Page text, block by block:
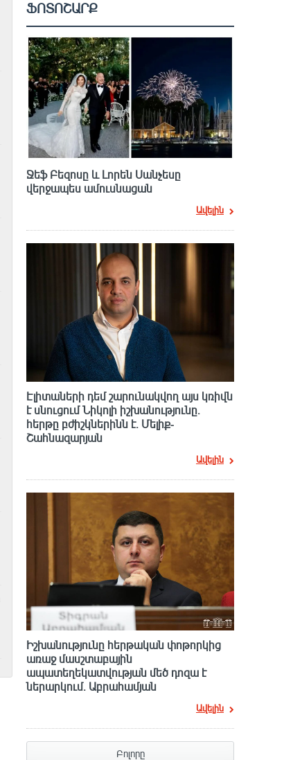
ՖՈՏՈՇԱՐՔ
Ջեֆ Բեզոսը և Լորեն Սանչեսը
վերջապես ամուսնացան
Ավելին
Էլիտաների դեմ շարունակվող այս կռիվն
է սնուցում Նիկոլի իշխանությունը.
հերթը բժիշկներինն է. Մելիք-
Շահնազարյան
Ավելին
Իշխանությունը հերթական փոթորկից
առաջ մասշտաբային
ապատեղեկատվության մեծ դnզա է
ներարկում․ Աբրահամյան
Ավելին
Բոլորը